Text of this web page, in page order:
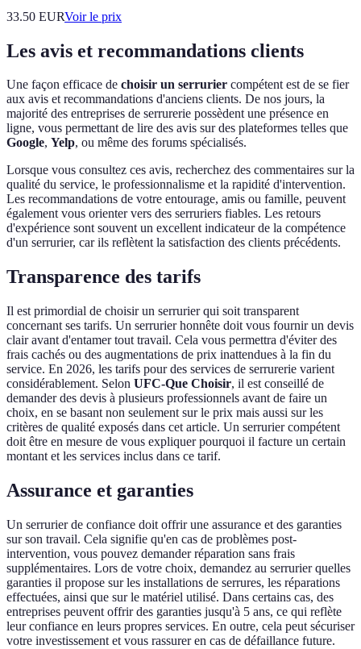
33.50 EURVoir le prix
Les avis et recommandations clients
Une façon efficace de choisir un serrurier compétent est de se fier
aux avis et recommandations d'anciens clients. De nos jours, la
majorité des entreprises de serrurerie possèdent une présence en
ligne, vous permettant de lire des avis sur des plateformes telles que
Google, Yelp, ou même des forums spécialisés.
Lorsque vous consultez ces avis, recherchez des commentaires sur la
qualité du service, le professionnalisme et la rapidité d'intervention.
Les recommandations de votre entourage, amis ou famille, peuvent
également vous orienter vers des serruriers fiables. Les retours
d'expérience sont souvent un excellent indicateur de la compétence
d'un serrurier, car ils reflètent la satisfaction des clients précédents.
Transparence des tarifs
Il est primordial de choisir un serrurier qui soit transparent
concernant ses tarifs. Un serrurier honnête doit vous fournir un devis
clair avant d'entamer tout travail. Cela vous permettra d'éviter des
frais cachés ou des augmentations de prix inattendues à la fin du
service. En 2026, les tarifs pour des services de serrurerie varient
considérablement. Selon UFC-Que Choisir, il est conseillé de
demander des devis à plusieurs professionnels avant de faire un
choix, en se basant non seulement sur le prix mais aussi sur les
critères de qualité exposés dans cet article. Un serrurier compétent
doit être en mesure de vous expliquer pourquoi il facture un certain
montant et les services inclus dans ce tarif.
Assurance et garanties
Un serrurier de confiance doit offrir une assurance et des garanties
sur son travail. Cela signifie qu'en cas de problèmes post-
intervention, vous pouvez demander réparation sans frais
supplémentaires. Lors de votre choix, demandez au serrurier quelles
garanties il propose sur les installations de serrures, les réparations
effectuées, ainsi que sur le matériel utilisé. Dans certains cas, des
entreprises peuvent offrir des garanties jusqu'à 5 ans, ce qui reflète
leur confiance en leurs propres services. En outre, cela peut sécuriser
votre investissement et vous rassurer en cas de défaillance future.